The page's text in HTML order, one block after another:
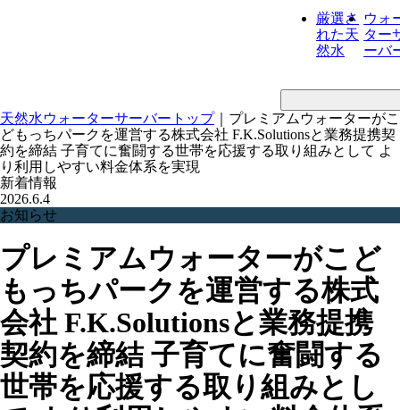
厳選さ
れた天
然水
ウォ
ター
ーバ
天然水ウォーターサーバートップ｜ プレミアムウォーターがこ
どもっちパークを運営する株式会社 F.K.Solutionsと業務提携契
約を締結 子育てに奮闘する世帯を応援する取り組みとして よ
り利用しやすい料金体系を実現
新着情報
2026.6.4
お知らせ
プレミアムウォーターがこど
もっちパークを運営する株式
会社 F.K.Solutionsと業務提携
契約を締結 子育てに奮闘する
世帯を応援する取り組みとし